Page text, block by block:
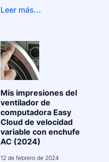
Leer más...
Mis impresiones del
ventilador de
computadora Easy
Cloud de velocidad
variable con enchufe
AC (2024)
12 de febrero de 2024